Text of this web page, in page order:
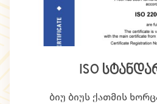
ISO
ბიუ ბიუს ქათმის